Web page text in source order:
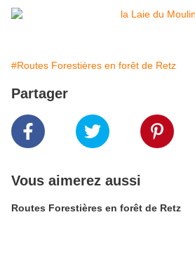
#Routes Forestières en forêt de Retz
Partager
Vous aimerez aussi
Routes Forestières en forêt de Retz